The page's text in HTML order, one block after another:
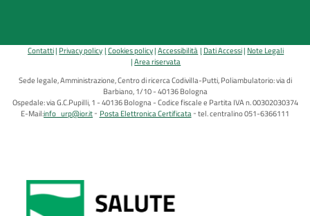
Contatti Privacy policy Cookies policy Accessibilità Dati Accessi Note Legali
Area riservata
Sede legale, Amministrazione, Centro di ricerca Codivilla-Putti, Poliambulatorio: via di
Barbiano, 1/10 - 40136 Bologna
Ospedale: via G.C.Pupilli, 1 - 40136 Bologna - Codice fiscale e Partita IVA n. 00302030374
E-Mail:info_urp@ior.it Posta Elettronica Certificata tel. centralino 051-6366111